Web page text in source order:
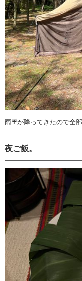
雨☔️が降ってきたので全
夜ご飯。